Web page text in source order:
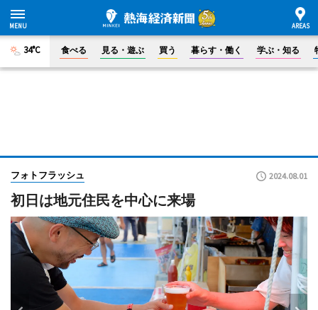
34°C 食べる 見る・遊ぶ 買う 暮らす・働く 学ぶ・知る
フォトフラッシュ 2024.08.01
初日は地元住民を中心に来場